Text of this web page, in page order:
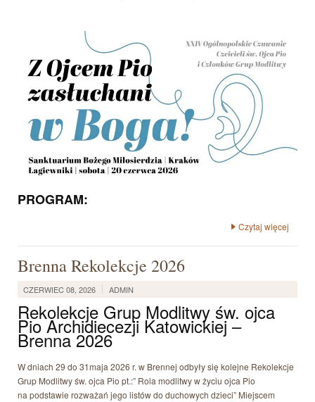
PROGRAM:
Czytaj więcej
Brenna Rekolekcje 2026
CZERWIEC 08, 2026 ADMIN
Rekolekcje Grup Modlitwy św. ojca
Pio Archidiecezji Katowickiej –
Brenna 2026
W dniach 29 do 31maja 2026 r. w Brennej odbyły się kolejne Rekolekcje
Grup Modlitwy św. ojca Pio pt.:” Rola modlitwy w życiu ojca Pio
na podstawie rozważań jego listów do duchowych dzieci” Miejscem